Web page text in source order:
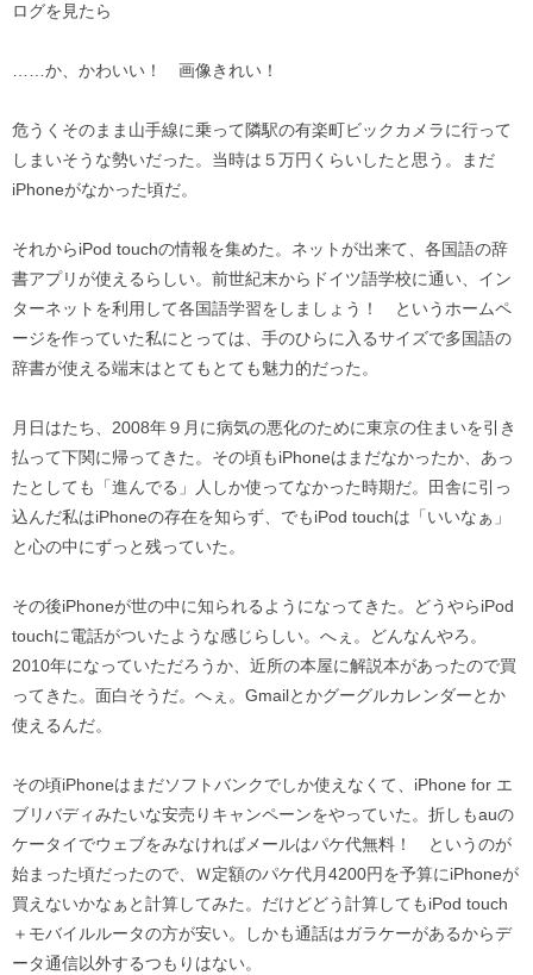
ログを見たら
……か、かわいい！ 画像きれい！
危うくそのまま山手線に乗って隣駅の有楽町ビックカメラに行って
しまいそうな勢いだった。当時は５万円くらいしたと思う。まだ
iPhoneがなかった頃だ。
それからiPod touchの情報を集めた。ネットが出来て、各国語の辞
書アプリが使えるらしい。前世紀末からドイツ語学校に通い、イン
ターネットを利用して各国語学習をしましょう！ というホームペ
ージを作っていた私にとっては、手のひらに入るサイズで多国語の
辞書が使える端末はとてもとても魅力的だった。
月日はたち、2008年９月に病気の悪化のために東京の住まいを引き
払って下関に帰ってきた。その頃もiPhoneはまだなかったか、あっ
たとしても「進んでる」人しか使ってなかった時期だ。田舎に引っ
込んだ私はiPhoneの存在を知らず、でもiPod touchは「いいなぁ」
と心の中にずっと残っていた。
その後iPhoneが世の中に知られるようになってきた。どうやらiPod
touchに電話がついたような感じらしい。へぇ。どんなんやろ。
2010年になっていただろうか、近所の本屋に解説本があったので買
ってきた。面白そうだ。へぇ。Gmailとかグーグルカレンダーとか
使えるんだ。
その頃iPhoneはまだソフトバンクでしか使えなくて、iPhone for エ
ブリバディみたいな安売りキャンペーンをやっていた。折しもauの
ケータイでウェブをみなければメールはパケ代無料！ というのが
始まった頃だったので、Ｗ定額のパケ代月4200円を予算にiPhoneが
買えないかなぁと計算してみた。だけどどう計算してもiPod touch
＋モバイルルータの方が安い。しかも通話はガラケーがあるからデ
ータ通信以外するつもりはない。